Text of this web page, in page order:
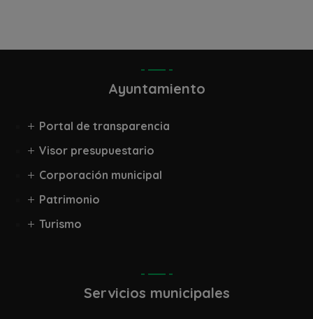
Ayuntamiento
Portal de transparencia
Visor presupuestario
Corporación municipal
Patrimonio
Turismo
Servicios municipales